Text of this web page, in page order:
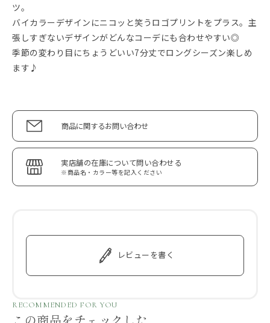
ツ。
バイカラーデザインにニコッと笑うロゴプリントをプラス。主
張しすぎないデザインがどんなコーデにも合わせやすい◎
季節の変わり目にちょうどいい7分丈でロングシーズン楽しめ
ます♪
商品に関するお問い合わせ
実店舗の在庫について問い合わせる
※商品名・カラー等を記入ください
レビューを書く
RECOMMENDED FOR YOU